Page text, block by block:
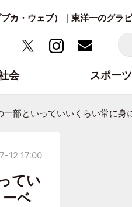
カ・ウェブ）｜東洋一のグラ
部といっていいくらい常に
12 17:00
てい
ベ
会 スポーツ